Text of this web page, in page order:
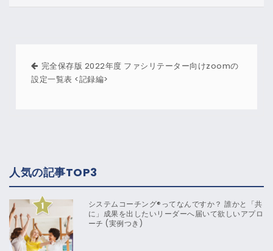
完全保存版 2022年度 ファシリテーター向けzoomの
設定一覧表 <記録編>
人気の記事TOP3
システムコーチング®ってなんですか？ 誰かと「共
に」成果を出したいリーダーへ届いて欲しいアプロ
ーチ (実例つき)